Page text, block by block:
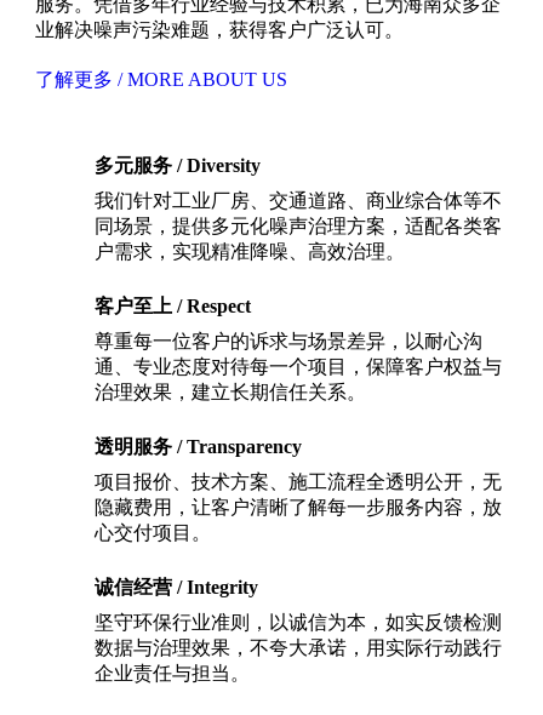
业解决噪声污染难题，获得客户广泛认可。
了解更多 / MORE ABOUT US
多元服务 / Diversity
我们针对工业厂房、交通道路、商业综合体等不
同场景，提供多元化噪声治理方案，适配各类客
户需求，实现精准降噪、高效治理。
客户至上 / Respect
尊重每一位客户的诉求与场景差异，以耐心沟
通、专业态度对待每一个项目，保障客户权益与
治理效果，建立长期信任关系。
透明服务 / Transparency
项目报价、技术方案、施工流程全透明公开，无
隐藏费用，让客户清晰了解每一步服务内容，放
心交付项目。
诚信经营 / Integrity
坚守环保行业准则，以诚信为本，如实反馈检测
数据与治理效果，不夸大承诺，用实际行动践行
企业责任与担当。